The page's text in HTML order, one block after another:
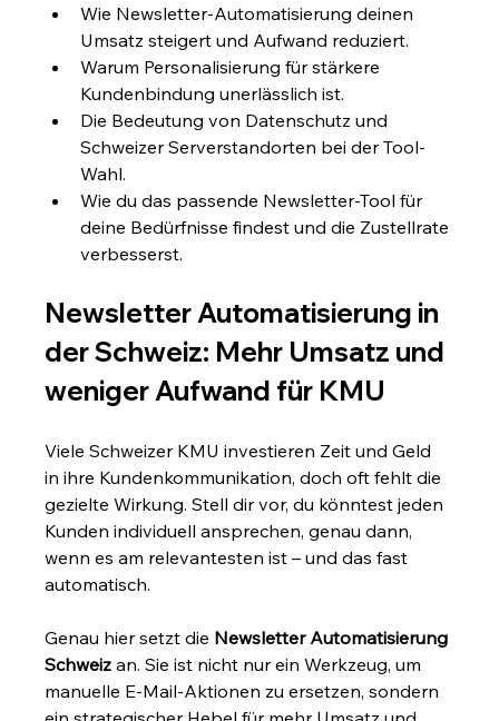
Wie Newsletter-Automatisierung deinen
Umsatz steigert und Aufwand reduziert.
Warum Personalisierung für stärkere
Kundenbindung unerlässlich ist.
Die Bedeutung von Datenschutz und
Schweizer Serverstandorten bei der Tool-
Wahl.
Wie du das passende Newsletter-Tool für
deine Bedürfnisse findest und die Zustellrate
verbesserst.
Newsletter Automatisierung in
der Schweiz: Mehr Umsatz und
weniger Aufwand für KMU
Viele Schweizer KMU investieren Zeit und Geld
in ihre Kundenkommunikation, doch oft fehlt die
gezielte Wirkung. Stell dir vor, du könntest jeden
Kunden individuell ansprechen, genau dann,
wenn es am relevantesten ist – und das fast
automatisch.
Genau hier setzt die Newsletter Automatisierung
Schweiz an. Sie ist nicht nur ein Werkzeug, um
manuelle E-Mail-Aktionen zu ersetzen, sondern